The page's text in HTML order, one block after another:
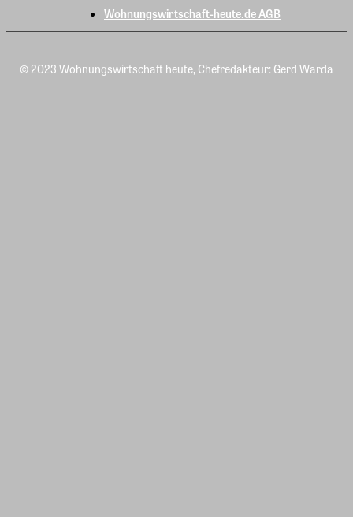
Wohnungswirtschaft-heute.de AGB
© 2023 Wohnungswirtschaft heute, Chefredakteur: Gerd Warda